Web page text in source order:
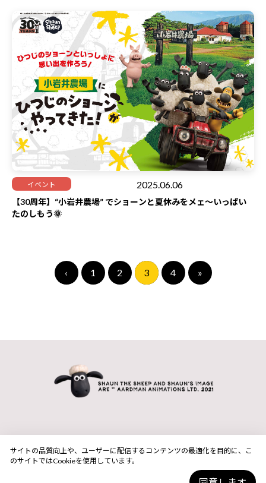
イベント 2025.06.06
【30周年】“小岩井農場” でショーンと夏休みをメェ～いっぱい
たのしもう🌞
‹ 1 2 3 4 »
サイトの品質向上や、ユーザーに配信するコンテンツの最適化を目的に、こ
のサイトではCookieを使用しています。